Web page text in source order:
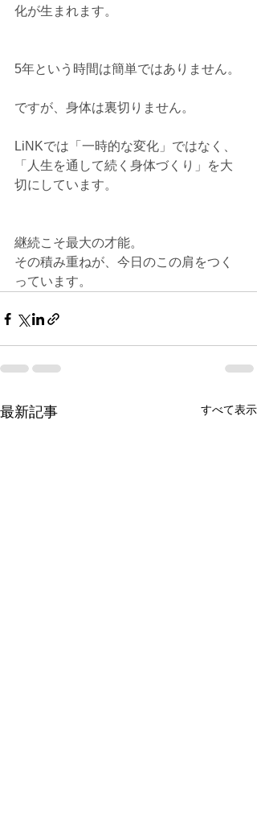
化が生まれます。
5年という時間は簡単ではありません。
ですが、身体は裏切りません。
LiNKでは「一時的な変化」ではなく、
「人生を通して続く身体づくり」を大
切にしています。
継続こそ最大の才能。
その積み重ねが、今日のこの肩をつく
っています。
最新記事 すべて表示